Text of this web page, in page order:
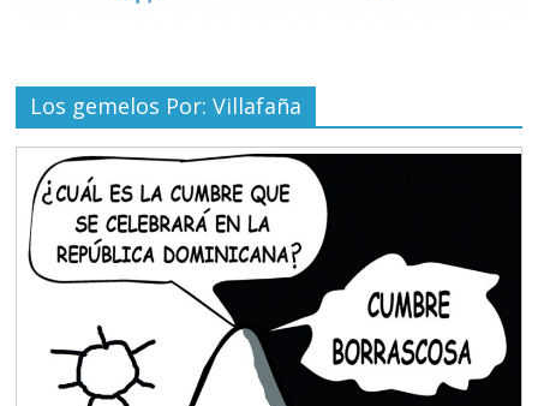
Los gemelos Por: Villafaña